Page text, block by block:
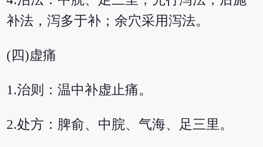
补法，泻多于补；余穴采用泻法。
(四)虚痛
1.治则：温中补虚止痛。
2.处方：脾俞、中脘、气海、足三里。